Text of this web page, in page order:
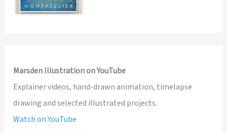
Marsden Illustration on YouTube
Explainer videos, hand-drawn animation, timelapse
drawing and selected illustrated projects.
Watch on YouTube